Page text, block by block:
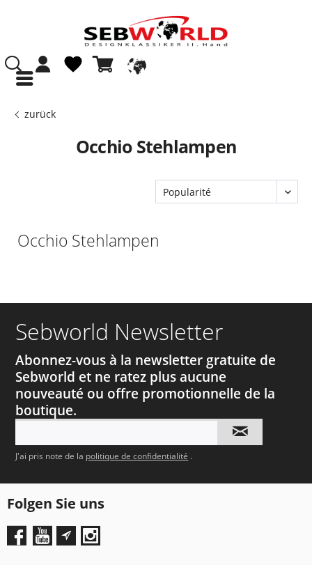
zurück
Occhio Stehlampen
Occhio Stehlampen
Sebworld Newsletter
Abonnez-vous à la newsletter gratuite de
Sebworld et ne ratez plus aucune
nouveauté ou offre promotionnelle de la
boutique.
J'ai pris note de la politique de confidentialité .
Folgen Sie uns